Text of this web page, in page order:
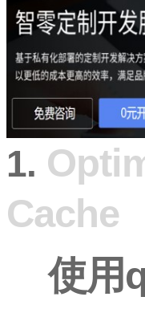
1.
Cache
使用